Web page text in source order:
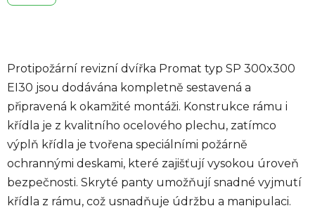
Protipožární revizní dvířka Promat typ SP 300x300
EI30 jsou dodávána kompletně sestavená a
připravená k okamžité montáži. Konstrukce rámu i
křídla je z kvalitního ocelového plechu, zatímco
výplň křídla je tvořena speciálními požárně
ochrannými deskami, které zajišťují vysokou úroveň
bezpečnosti. Skryté panty umožňují snadné vyjmutí
křídla z rámu, což usnadňuje údržbu a manipulaci.